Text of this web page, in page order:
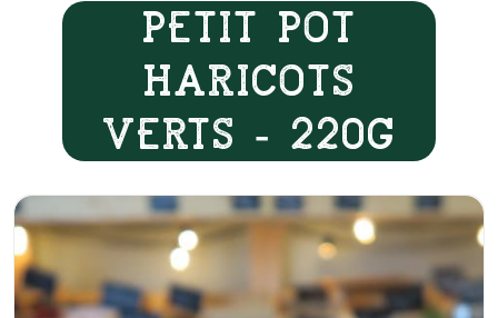
PETIT POT
HARICOTS
VERTS - 220G